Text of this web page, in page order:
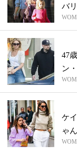
バ
と
47
ン
ケ
ゃ